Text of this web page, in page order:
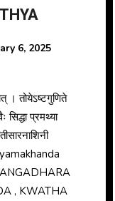
6, 2025
प्रमथ्या
, KWATHA